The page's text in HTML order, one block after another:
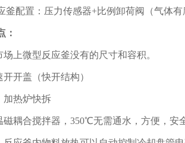
釜配置：压力传感器+比例卸荷阀（气体
：
上微型反应釜没有的尺寸和容积。
开盖（快开结构）
热炉快拆
耦合搅拌器，350℃无需通水，方便，安